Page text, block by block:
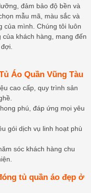
đảm bảo độ bền và
mẫu mã, màu sắc và
của mình. Chúng tôi luôn
khách hàng, mang đến
Áo Quần Vũng Tàu
cao cấp, quy trình sản
phú, đáp ứng mọi yêu
gói dịch vụ linh hoạt phù
sóc khách hàng chu
tủ quần áo đẹp ở